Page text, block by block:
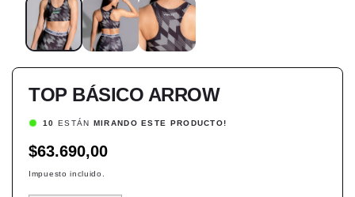
TOP BÁSICO ARROW
4 ESTÁNMIRANDO ESTE PRODUCTO!
Precio
habitual
$63.690,00
Impuesto incluido.